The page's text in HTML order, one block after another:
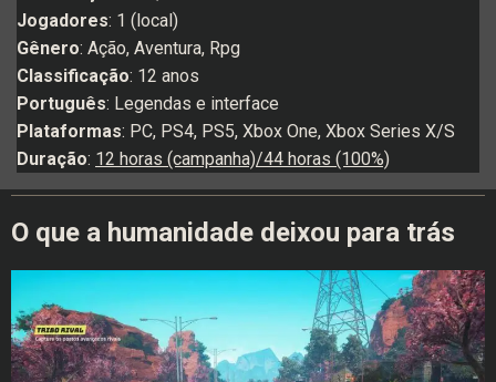
Jogadores: 1 (local)
Gênero: Ação, Aventura, Rpg
Classificação: 12 anos
Português: Legendas e interface
Plataformas: PC, PS4, PS5, Xbox One, Xbox Series X/S
Duração: 12 horas (campanha)/44 horas (100%)
O que a humanidade deixou para trás